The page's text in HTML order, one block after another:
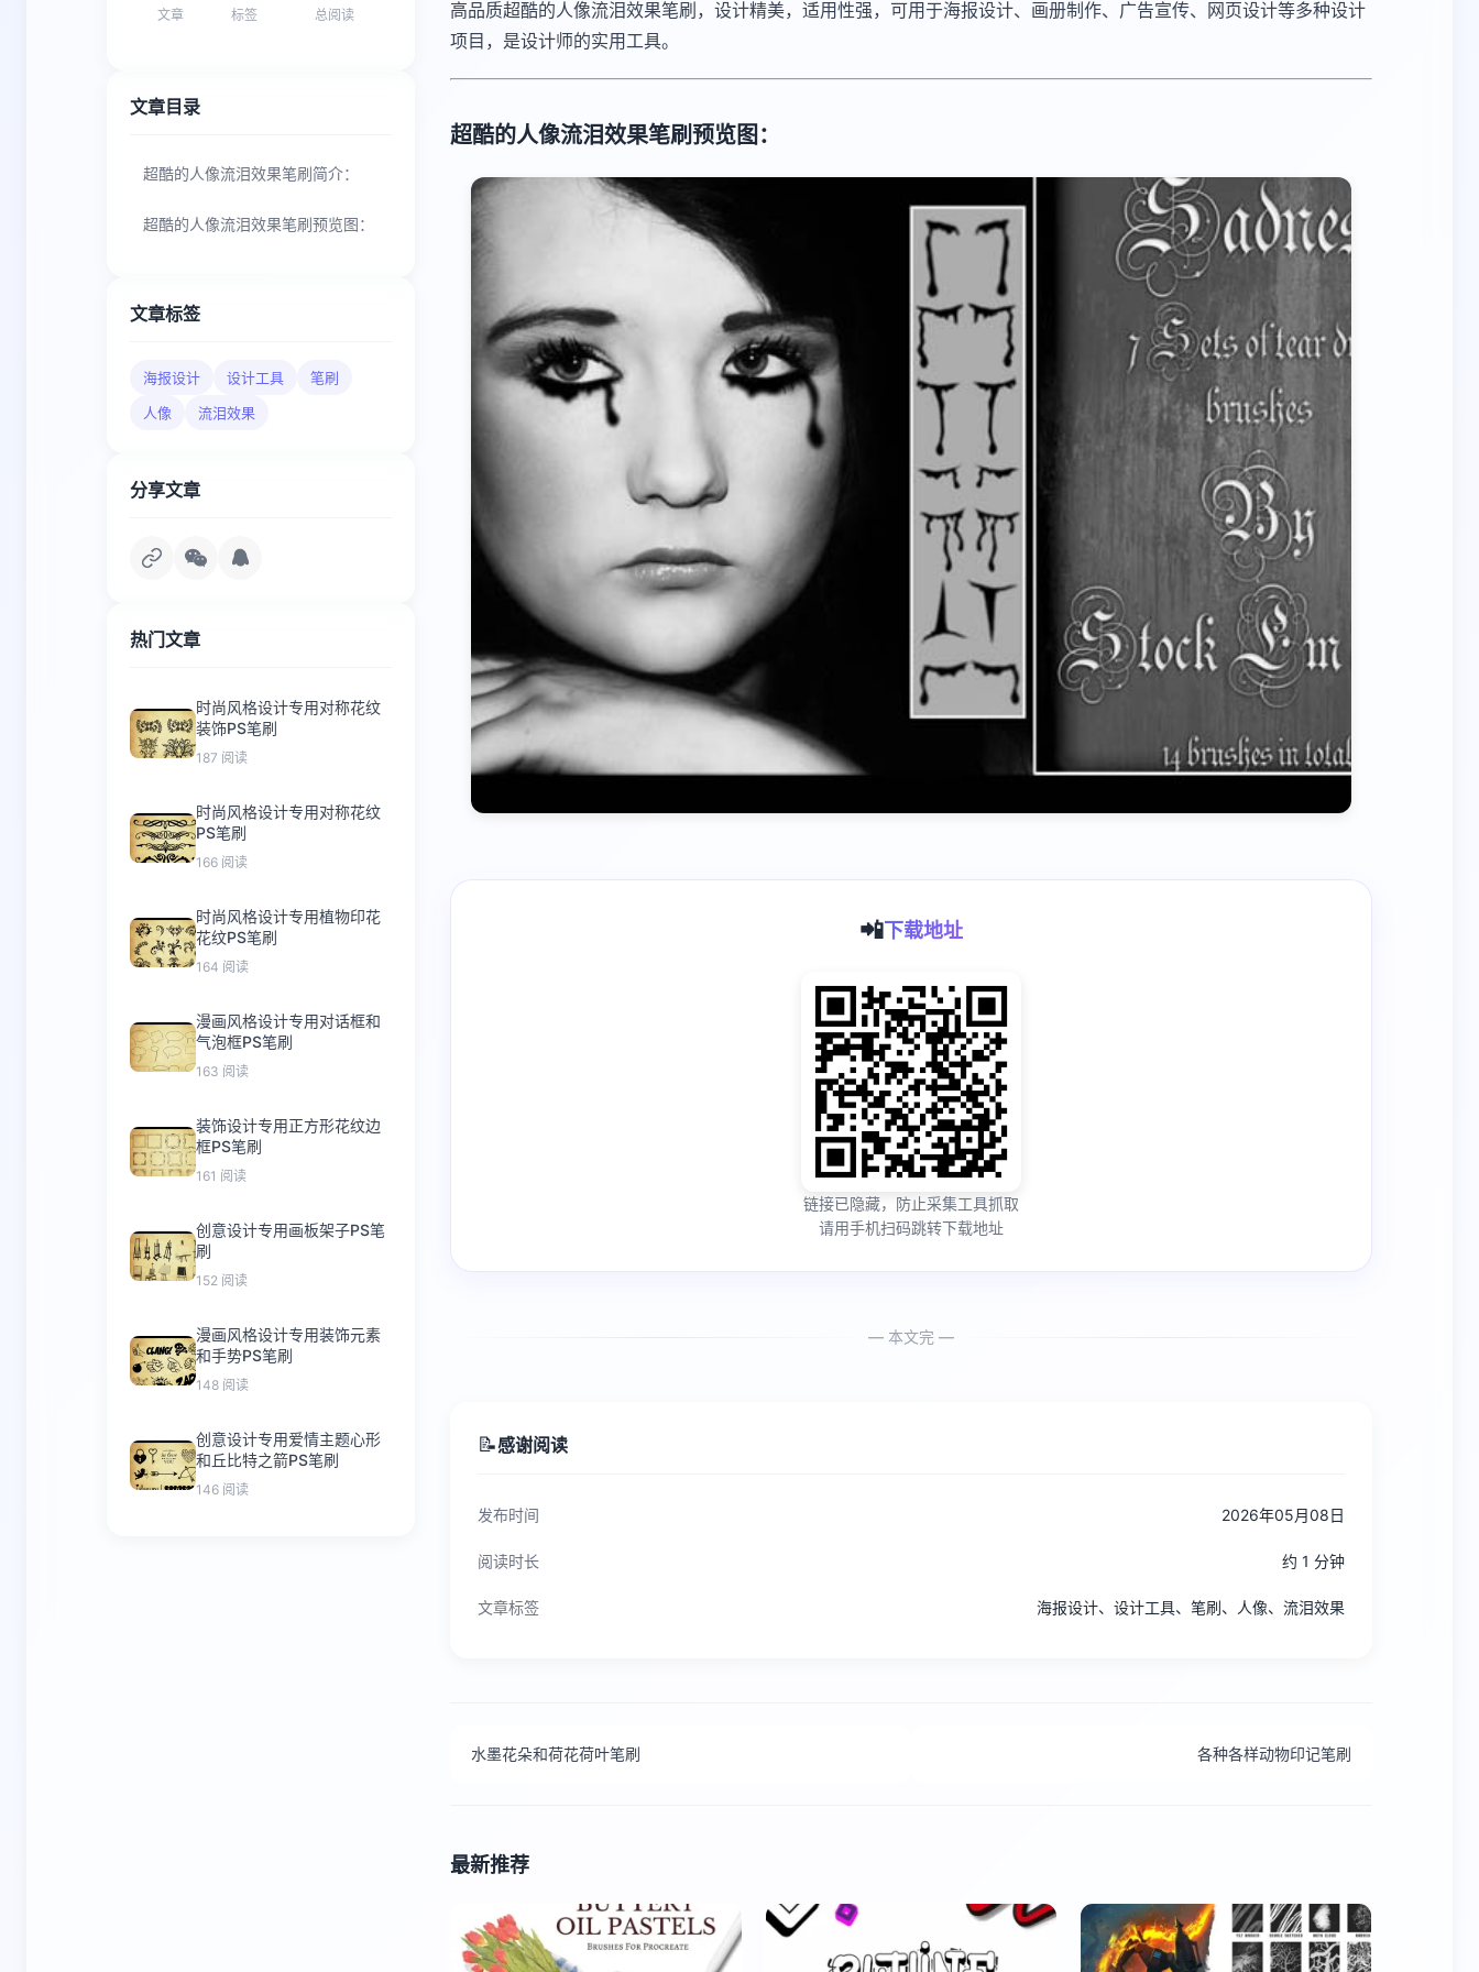
文章 标签 总阅读
文章目录
超酷的人像流泪效果笔刷简介：
超酷的人像流泪效果笔刷预览图：
文章标签
海报设计 设计工具
笔刷
人像
流泪效果
分享文章
热门文章
时尚风格设计专用对称花纹
装饰PS笔刷
187 阅读
时尚风格设计专用对称花纹
PS笔刷
166 阅读
时尚风格设计专用植物印花
花纹PS笔刷
164 阅读
漫画风格设计专用对话框和
气泡框PS笔刷
163 阅读
装饰设计专用正方形花纹边
框PS笔刷
161 阅读
创意设计专用画板架子PS笔
刷
152 阅读
漫画风格设计专用装饰元素
和手势PS笔刷
148 阅读
创意设计专用爱情主题心形
和丘比特之箭PS笔刷
146 阅读
高品质超酷的人像流泪效果笔刷，设计精美，适用性强，可用于海报设计、画册制作、广告宣传、网页设计等多种设计
项目，是设计师的实用工具。
超酷的人像流泪效果笔刷预览图：
📲下载地址
链接已隐藏，防止采集工具抓取
请用手机扫码跳转下载地址
— 本文完 —
📝感谢阅读
发布时间 2026年05月08日
阅读时长 约 1 分钟
文章标签 海报设计、设计工具、笔刷、人像、流泪效果
水墨花朵和荷花荷叶笔刷 各种各样动物印记笔刷
最新推荐